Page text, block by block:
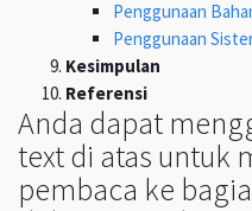
Penggunaan
Penggunaan
Kesimpulan
Referensi
Anda dapat
text di atas untuk
pembaca ke